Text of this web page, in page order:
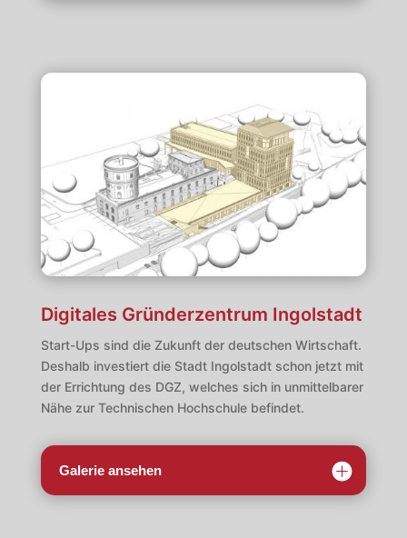
Digitales Gründerzentrum Ingolstadt
Start-Ups sind die Zukunft der deutschen Wirtschaft.
Deshalb investiert die Stadt Ingolstadt schon jetzt mit
der Errichtung des DGZ, welches sich in unmittelbarer
Nähe zur Technischen Hochschule befindet.
Galerie ansehen